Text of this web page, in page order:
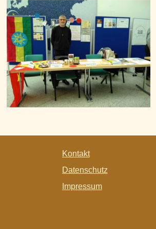
Navigation
überspringen
Kontakt
Datenschutz
Impressum